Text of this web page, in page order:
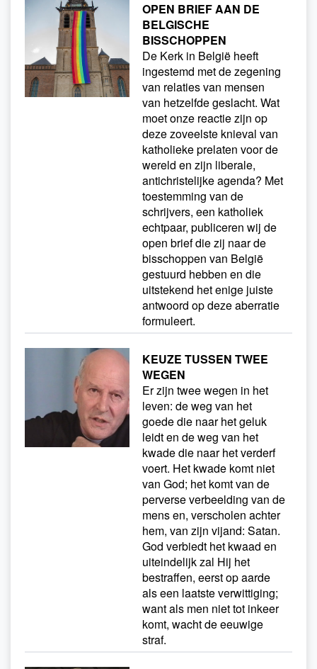
OPEN BRIEF AAN DE
BELGISCHE
BISSCHOPPEN
De Kerk in België heeft
ingestemd met de zegening
van relaties van mensen
van hetzelfde geslacht. Wat
moet onze reactie zijn op
deze zoveelste knieval van
katholieke prelaten voor de
wereld en zijn liberale,
antichristelijke agenda? Met
toestemming van de
schrijvers, een katholiek
echtpaar, publiceren wij de
open brief die zij naar de
bisschoppen van België
gestuurd hebben en die
uitstekend het enige juiste
antwoord op deze aberratie
formuleert.
KEUZE TUSSEN TWEE
WEGEN
Er zijn twee wegen in het
leven: de weg van het
goede die naar het geluk
leidt en de weg van het
kwade die naar het verderf
voert. Het kwade komt niet
van God; het komt van de
perverse verbeelding van de
mens en, verscholen achter
hem, van zijn vijand: Satan.
God verbiedt het kwaad en
uiteindelijk zal Hij het
bestraffen, eerst op aarde
als een laatste verwittiging;
want als men niet tot inkeer
komt, wacht de eeuwige
straf.